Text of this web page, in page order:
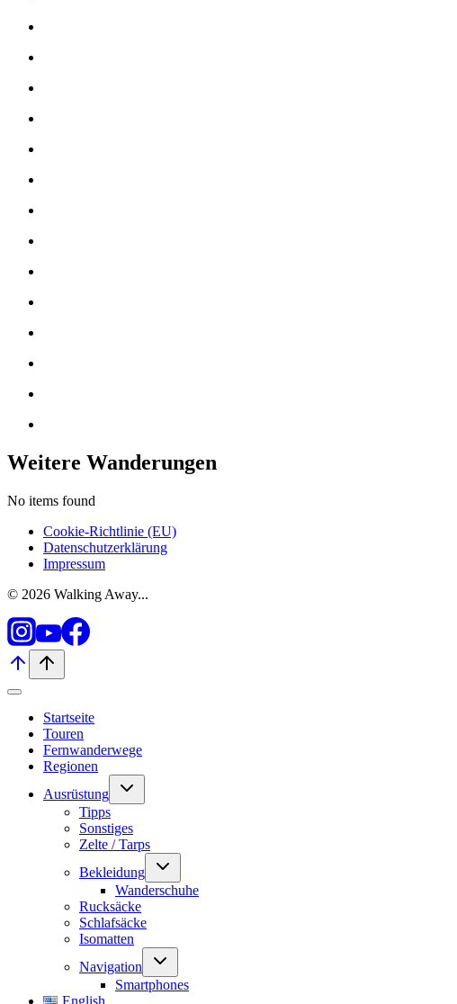
Weitere Wanderungen
No items found
Cookie-Richtlinie (EU)
Datenschutzerklärung
Impressum
© 2026 Walking Away...
Startseite
Touren
Fernwanderwege
Regionen
Ausrüstung
Untermenü
Tipps
Sonstiges
Zelte / Tarps
Bekleidung
Untermenü
Wanderschuhe
Rucksäcke
Schlafsäcke
Isomatten
Navigation
Untermenü
Smartphones
English